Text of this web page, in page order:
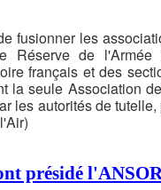
fusionner les
Réserve de
français et des
la seule Association
les autorités de
présidé